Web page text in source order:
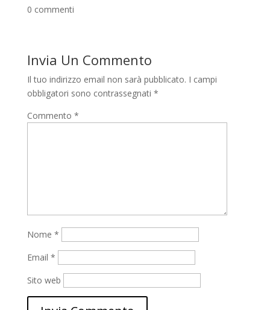
0 commenti
Invia Un Commento
Il tuo indirizzo email non sarà pubblicato. I campi
obbligatori sono contrassegnati *
Commento *
Nome *
Email *
Sito web